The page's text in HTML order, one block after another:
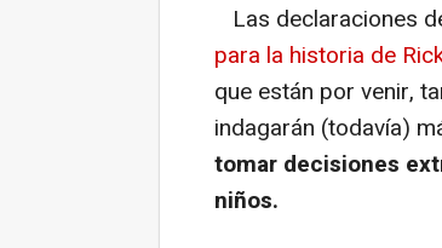
Las declaraciones
para la historia de
que están por venir,
indagarán (todavía)
tomar decisiones
niños.